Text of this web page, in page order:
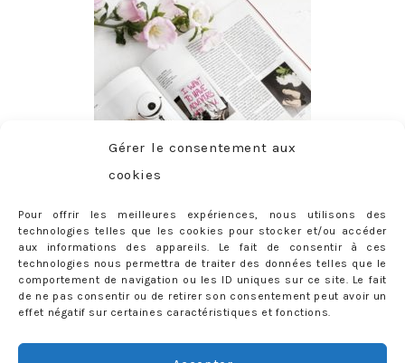
Gérer le consentement aux
cookies
Pour offrir les meilleures expériences, nous utilisons des
technologies telles que les cookies pour stocker et/ou accéder
aux informations des appareils. Le fait de consentir à ces
technologies nous permettra de traiter des données telles que le
comportement de navigation ou les ID uniques sur ce site. Le fait
de ne pas consentir ou de retirer son consentement peut avoir un
effet négatif sur certaines caractéristiques et fonctions.
ABONNEMENT
Adresse